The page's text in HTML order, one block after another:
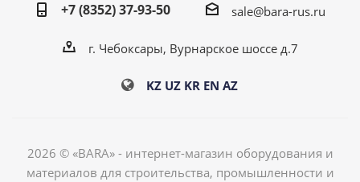
+7 (8352) 37-93-50
sale@bara-rus.ru
г. Чебоксары, Вурнарское шоссе д.7
KZ UZ KR EN AZ
2026 © «BARA» - интернет-магазин оборудования и
материалов для строительства, промышленности и